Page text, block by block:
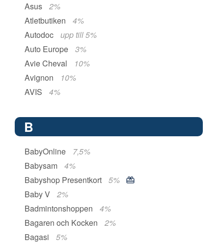
Asus
2%
Atletbutiken
4%
Autodoc
upp till 5%
Auto Europe
3%
Avie Cheval
10%
Avignon
10%
AVIS
4%
B
BabyOnline
7,5%
Babysam
4%
Babyshop Presentkort
5%
Baby V
2%
Badmintonshoppen
4%
Bagaren och Kocken
2%
Bagasi
5%